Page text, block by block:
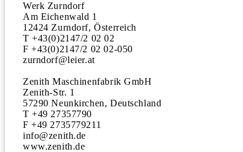
Werk Zurndorf
Am Eichenwald 1
12424 Zurndorf, Österreich
T +43(0)2147/2 02 02
F +43(0)2147/2 02 02-050
zurndorf@leier.at
Zenith Maschinenfabrik GmbH
Zenith-Str. 1
57290 Neunkirchen, Deutschland
T +49 27357790
F +49 2735779211
info@zenith.de
www.zenith.de